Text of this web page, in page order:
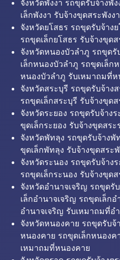
จังหวัดพังงา รถขุดรับจ้างพั
เล็กพังงา รับจ้างขุดสระพังง
จังหวัดยโสธร รถขุดรับจ้าง
รถขุดเล็กยโสธร รับจ้างขุด
จังหวัดหนองบัวลำภู รถขุด
เล็กหนองบัวลำภู รถขุดเล็ก
หนองบัวลำภู รับเหมาถมที่ห
จังหวัดสระบุรี รถขุดรับจ้าง
รถขุดเล็กสระบุรี รับจ้างขุด
จังหวัดระยอง รถขุดรับจ้าง
ขุดเล็กระยอง รับจ้างขุดสร
จังหวัดพัทลุง รถขุดรับจ้างพั
ขุดเล็กพัทลุง รับจ้างขุดสระ
จังหวัดระนอง รถขุดรับจ้าง
รถขุดเล็กระนอง รับจ้างขุด
จังหวัดอำนาจเจริญ รถขุดรั
เล็กอำนาจเจริญ รถขุดเล็ก
อำนาจเจริญ รับเหมาถมที่อ
จังหวัดหนองคาย รถขุดรับจ้
หนองคาย รถขุดเล็กหนองค
เหมาถมที่หนองคาย